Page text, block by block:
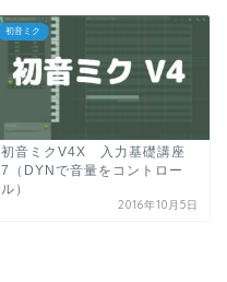
初音ミク
初音ミクV4X 入力基礎講座
7（DYNで音量をコントロー
ル）
2016年10月5日